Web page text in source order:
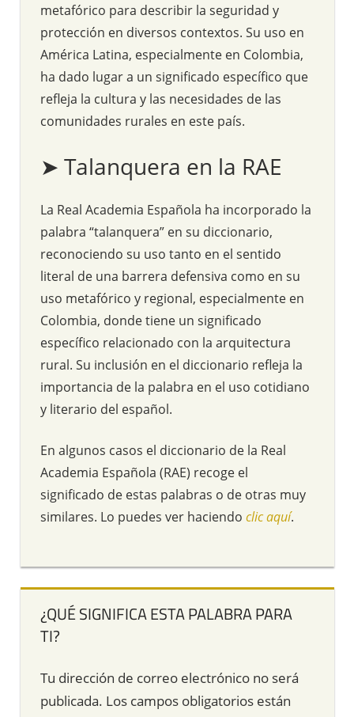
metafórico para describir la seguridad y
protección en diversos contextos. Su uso en
América Latina, especialmente en Colombia,
ha dado lugar a un significado específico que
refleja la cultura y las necesidades de las
comunidades rurales en este país.
➤ Talanquera en la RAE
La Real Academia Española ha incorporado la
palabra “talanquera” en su diccionario,
reconociendo su uso tanto en el sentido
literal de una barrera defensiva como en su
uso metafórico y regional, especialmente en
Colombia, donde tiene un significado
específico relacionado con la arquitectura
rural. Su inclusión en el diccionario refleja la
importancia de la palabra en el uso cotidiano
y literario del español.
En algunos casos el diccionario de la Real
Academia Española (RAE) recoge el
significado de estas palabras o de otras muy
similares. Lo puedes ver haciendo clic aquí.
¿QUÉ SIGNIFICA ESTA PALABRA PARA
TI?
Tu dirección de correo electrónico no será
publicada. Los campos obligatorios están